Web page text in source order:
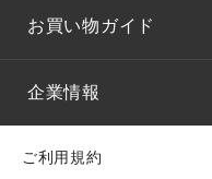
お買い物ガイド
企業情報
ご利用規約